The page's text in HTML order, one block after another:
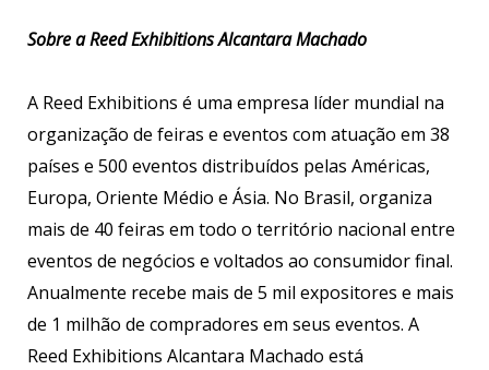
Sobre a Reed Exhibitions Alcantara Machado
A Reed Exhibitions é uma empresa líder mundial na
organização de feiras e eventos com atuação em 38
países e 500 eventos distribuídos pelas Américas,
Europa, Oriente Médio e Ásia. No Brasil, organiza
mais de 40 feiras em todo o território nacional entre
eventos de negócios e voltados ao consumidor final.
Anualmente recebe mais de 5 mil expositores e mais
de 1 milhão de compradores em seus eventos. A
Reed Exhibitions Alcantara Machado está